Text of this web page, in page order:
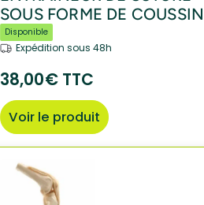
SOUS FORME DE COUSSIN
Disponible
Expédition sous 48h
38,00€ TTC
Voir le produit